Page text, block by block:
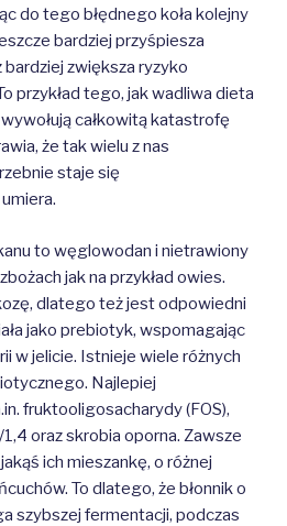
do tego błędnego koła kolejny
bardziej przyśpiesza
zwiększa ryzyko
przykład tego, jak wadliwa dieta
całkowitą katastrofę
że tak wielu z nas
staje się
to węglowodan i nietrawiony
jak na przykład owies.
dlatego też jest odpowiedni
jako prebiotyk, wspomagając
w jelicie. Istnieje wiele różnych
Najlepiej
fruktooligosacharydy (FOS),
oraz skrobia oporna. Zawsze
ich mieszankę, o różnej
To dlatego, że błonnik o
szybszej fermentacji, podczas